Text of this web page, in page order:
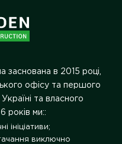
заснована в 2015 році,
офісу та першого
та власного
років ми::
ініціативи;
виключно